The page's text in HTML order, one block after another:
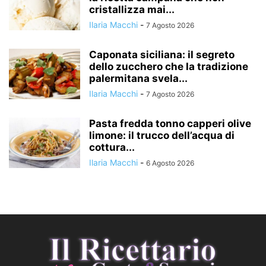
cristallizza mai...
Ilaria Macchi - 7 Agosto 2026
Caponata siciliana: il segreto
dello zucchero che la tradizione
palermitana svela...
Ilaria Macchi - 7 Agosto 2026
Pasta fredda tonno capperi olive
limone: il trucco dell’acqua di
cottura...
Ilaria Macchi - 6 Agosto 2026